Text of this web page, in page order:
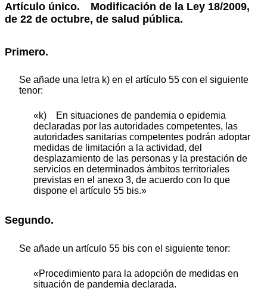
Artículo único. Modificación de la Ley 18/2009,
de 22 de octubre, de salud pública.
Primero.
Se añade una letra k) en el artículo 55 con el siguiente
tenor:
«k) En situaciones de pandemia o epidemia
declaradas por las autoridades competentes, las
autoridades sanitarias competentes podrán adoptar
medidas de limitación a la actividad, del
desplazamiento de las personas y la prestación de
servicios en determinados ámbitos territoriales
previstas en el anexo 3, de acuerdo con lo que
dispone el artículo 55 bis.»
Segundo.
Se añade un artículo 55 bis con el siguiente tenor:
«Procedimiento para la adopción de medidas en
situación de pandemia declarada.